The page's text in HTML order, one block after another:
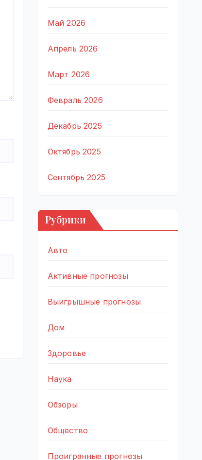
Май 2026
Апрель 2026
Март 2026
Февраль 2026
Декабрь 2025
Октябрь 2025
Сентябрь 2025
Рубрики
Авто
Активные прогнозы
Выигрышные прогнозы
Дом
Здоровье
Наука
Обзоры
Общество
Проигранные прогнозы